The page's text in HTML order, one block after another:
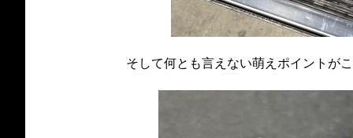
そして何とも言えない萌えポイントが